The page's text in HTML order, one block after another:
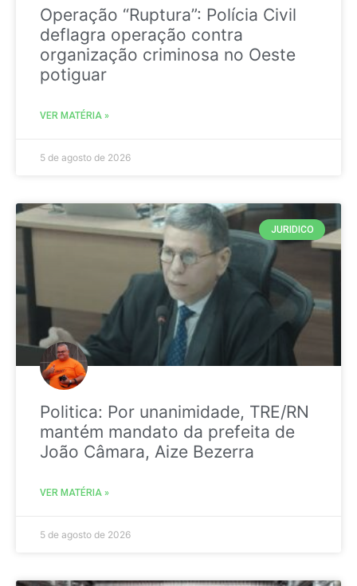
Operação “Ruptura”: Polícia Civil
deflagra operação contra
organização criminosa no Oeste
potiguar
VER MATÉRIA »
5 de agosto de 2026
JURIDICO
Politica: Por unanimidade, TRE/RN
mantém mandato da prefeita de
João Câmara, Aize Bezerra
VER MATÉRIA »
5 de agosto de 2026